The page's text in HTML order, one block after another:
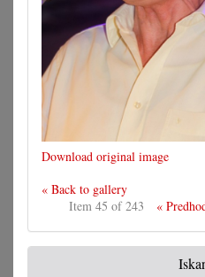
Download original image
« Back to gallery
Item 45 of 243
«